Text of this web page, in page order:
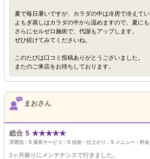
夏で毎日暑いですが、カラダの中は冷房で冷えてい
よもぎ蒸しはカラダの中から温めますので、夏に
さらにセルゼロ施術で、代謝もアップします。
ぜひ続けてみてくださいね。
このたびは口コミ投稿ありがとうございました。
またのご来店をお待ちしております。
まおさん
総合 5 ★★★★★
雰囲気： 5 接客サービス： 5 技術・仕上がり： 5 メニュー・料金
1ヶ月振りにメンテナンスで行きました。